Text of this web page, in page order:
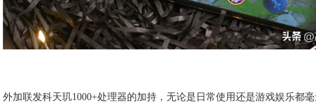
外加联发科天玑1000+处理器的加持，无论是日常使用还是游戏娱乐都